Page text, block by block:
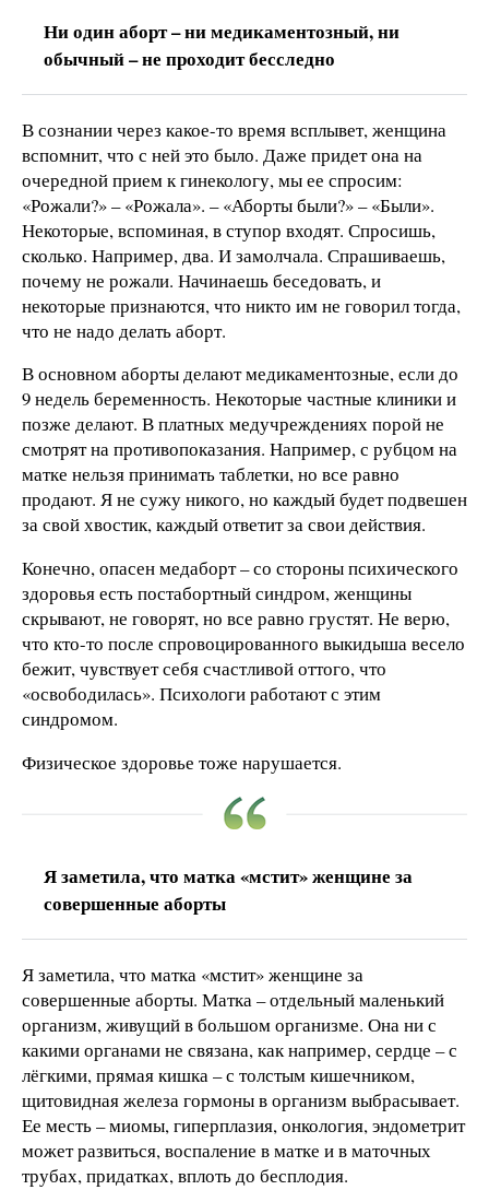
Ни один аборт – ни медикаментозный, ни
обычный – не проходит бесследно
В сознании через какое-то время всплывет, женщина
вспомнит, что с ней это было. Даже придет она на
очередной прием к гинекологу, мы ее спросим:
«Рожали?» – «Рожала». – «Аборты были?» – «Были».
Некоторые, вспоминая, в ступор входят. Спросишь,
сколько. Например, два. И замолчала. Спрашиваешь,
почему не рожали. Начинаешь беседовать, и
некоторые признаются, что никто им не говорил тогда,
что не надо делать аборт.
В основном аборты делают медикаментозные, если до
9 недель беременность. Некоторые частные клиники и
позже делают. В платных медучреждениях порой не
смотрят на противопоказания. Например, с рубцом на
матке нельзя принимать таблетки, но все равно
продают. Я не сужу никого, но каждый будет подвешен
за свой хвостик, каждый ответит за свои действия.
Конечно, опасен медаборт – со стороны психического
здоровья есть постабортный синдром, женщины
скрывают, не говорят, но все равно грустят. Не верю,
что кто-то после спровоцированного выкидыша весело
бежит, чувствует себя счастливой оттого, что
«освободилась». Психологи работают с этим
синдромом.
Физическое здоровье тоже нарушается.
Я заметила, что матка «мстит» женщине за
совершенные аборты
Я заметила, что матка «мстит» женщине за
совершенные аборты. Матка – отдельный маленький
организм, живущий в большом организме. Она ни с
какими органами не связана, как например, сердце – с
лёгкими, прямая кишка – с толстым кишечником,
щитовидная железа гормоны в организм выбрасывает.
Ее месть – миомы, гиперплазия, онкология, эндометрит
может развиться, воспаление в матке и в маточных
трубах, придатках, вплоть до бесплодия.